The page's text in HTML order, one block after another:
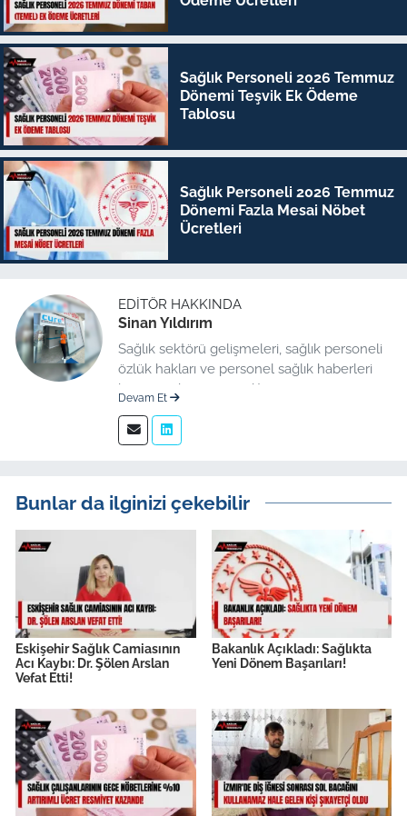
Sağlık Personeli 2026 Temmuz
Dönemi Teşvik Ek Ödeme
Tablosu
Sağlık Personeli 2026 Temmuz
Dönemi Fazla Mesai Nöbet
Ücretleri
EDITÖR HAKKINDA
Sinan Yıldırım
Sağlık sektörü gelişmeleri, sağlık personeli
özlük hakları ve personel sağlık haberleri
konusunda uzman editör.
Devam Et
Bunlar da ilginizi çekebilir
Eskişehir Sağlık Camiasının
Acı Kaybı: Dr. Şölen Arslan
Vefat Etti!
Bakanlık Açıkladı: Sağlıkta
Yeni Dönem Başarıları!